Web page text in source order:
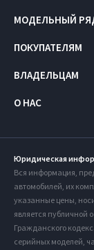
МОДЕЛЬНЫЙ
ПОКУПАТЕЛЯМ
ВЛАДЕЛЬЦАМ
О НАС
Юридическая
Вся информация,
автомобилей, их
указанные цены,
является публичной
Гражданского
серийных моделей,